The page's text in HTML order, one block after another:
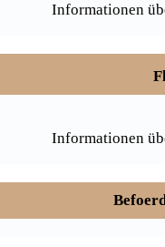
Informationen
Informationen